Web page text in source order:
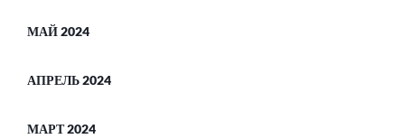
МАЙ 2024
АПРЕЛЬ 2024
МАРТ 2024